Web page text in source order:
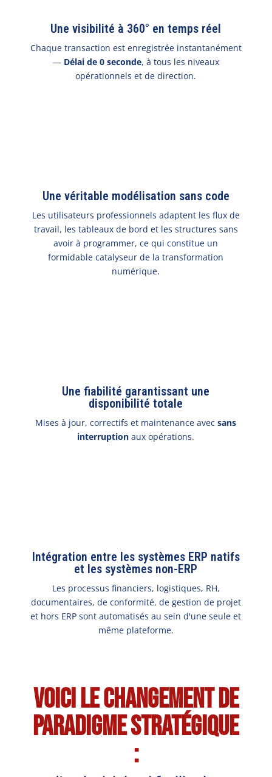
Une visibilité à 360° en temps réel
Chaque transaction est enregistrée instantanément
— Délai de 0 seconde, à tous les niveaux
opérationnels et de direction.
Une véritable modélisation sans code
Les utilisateurs professionnels adaptent les flux de
travail, les tableaux de bord et les structures sans
avoir à programmer, ce qui constitue un
formidable catalyseur de la transformation
numérique.
Une fiabilité garantissant une
disponibilité totale
Mises à jour, correctifs et maintenance avecsans
interruption aux opérations.
Intégration entre les systèmes ERP natifs
et les systèmes non-ERP
Les processus financiers, logistiques, RH,
documentaires, de conformité, de gestion de projet
et hors ERP sont automatisés au sein d'une seule et
même plateforme.
Voici le changement de
paradigme stratégique
: